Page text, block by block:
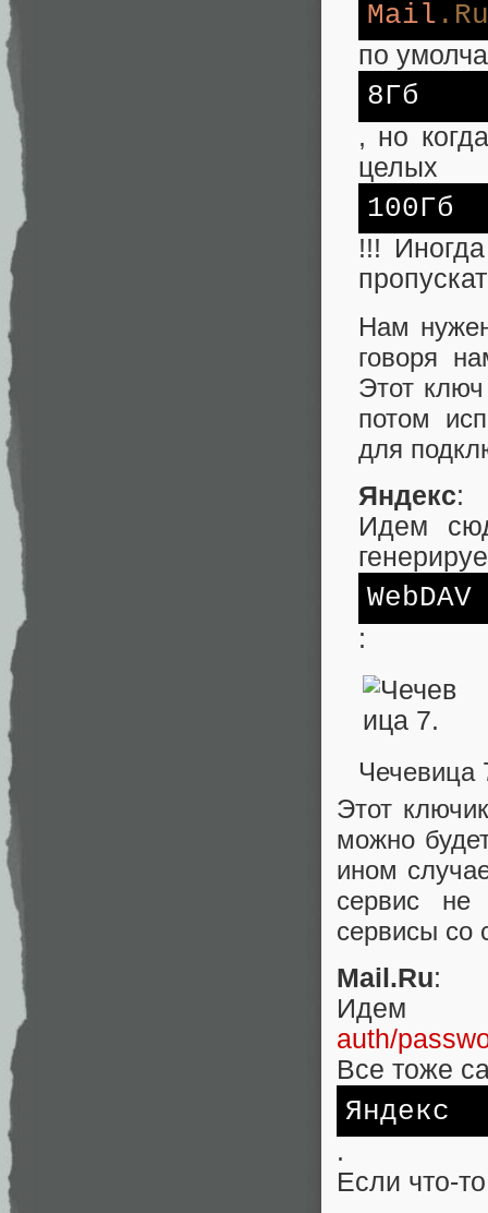
Mail
по
8Гб
, но
целых
100Гб
!!!
Нам
говоря
Этот
потом
для
Яндекс:
Идем
WebDAV
:
Чечевица
Этот
можно
ином
сервис не
сервисы со
Mail.Ru:
auth/
Все тоже
Яндекс
.
Если что-